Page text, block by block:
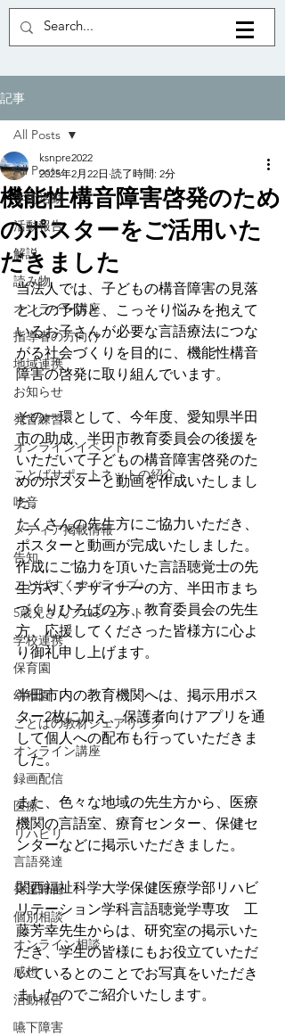
記事
All Posts
学術活動
活動報告
解説
読み物
オンライン講座
指導者の方向け
地域連携
お知らせ
発音練習
オンラインイベント
ことばサポートネットの紹介
吃音
メディア掲載情報
告知
ことばすくすくライブ♪
5歳児さんプロジェクト
学校連携
保育園
幼稚園
ことばの教材シェアリング
オンライン講座
録画配信
医療
リハビリ
言語発達
発達障害
個別相談
オンライン相談
感想
活動報告
嚥下障害
All Posts
機能性構音障害啓発のため
のポスターをご活用いた
だきました
ksnpre2022
2025年2月22日 読了時間: 2分
当法人では、子どもの構音障害の見落
としの予防と、こっそり悩みを抱えて
いるお子さんが必要な言語療法につな
がる社会づくりを目的に、機能性構音
障害の啓発に取り組んでいます。
その一環として、今年度、愛知県半田
市の助成、半田市教育委員会の後援を
いただいて子どもの構音障害啓発のた
めのポスターと動画を作成いたしまし
た。
たくさんの先生方にご協力いただき、
ポスターと動画が完成いたしました。
作成にご協力を頂いた言語聴覚士の先
生方や、デザイナーの方、半田市まち
づくりひろばの方、教育委員会の先生
方、応援してくださった皆様方に心よ
り御礼申し上げます。
半田市内の教育機関へは、掲示用ポス
ター2枚に加え、保護者向けアプリを通
して個人への配布も行っていただきま
した。
また、色々な地域の先生方から、医療
機関の言語室、療育センター、保健セ
ンターなどに掲示いただきました。
関西福祉科学大学保健医療学部リハビ
リテーション学科言語聴覚学専攻　工
藤芳幸先生からは、研究室の掲示いた
だき、学生の皆様にもお役立ていただ
いているとのことでお写真をいただき
ましたのでご紹介いたします。